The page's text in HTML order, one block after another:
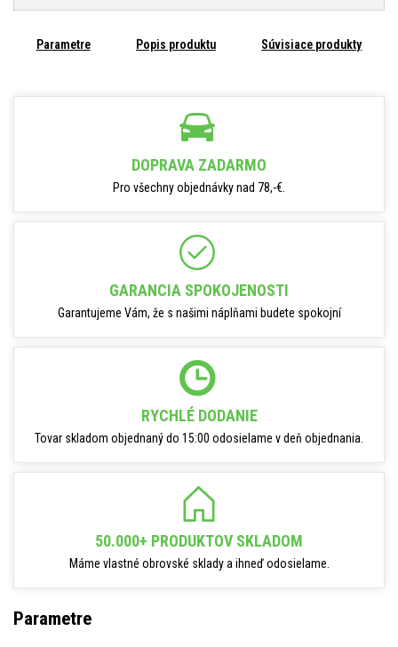
Parametre Popis produktu Súvisiace produkty
DOPRAVA ZADARMO
Pro všechny objednávky nad 78,-€.
GARANCIA SPOKOJENOSTI
Garantujeme Vám, že s našimi náplňami budete spokojní
RYCHLÉ DODANIE
Tovar skladom objednaný do 15:00 odosielame v deň objednania.
50.000+ PRODUKTOV SKLADOM
Máme vlastné obrovské sklady a ihneď odosielame.
Parametre